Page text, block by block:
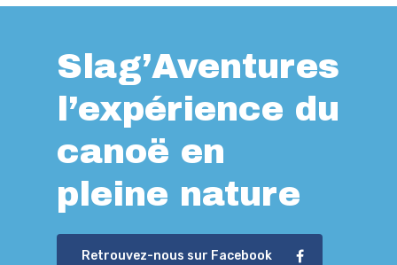
Slag’Aventures
l’expérience du
canoë en
pleine nature
Retrouvez-nous sur Facebook